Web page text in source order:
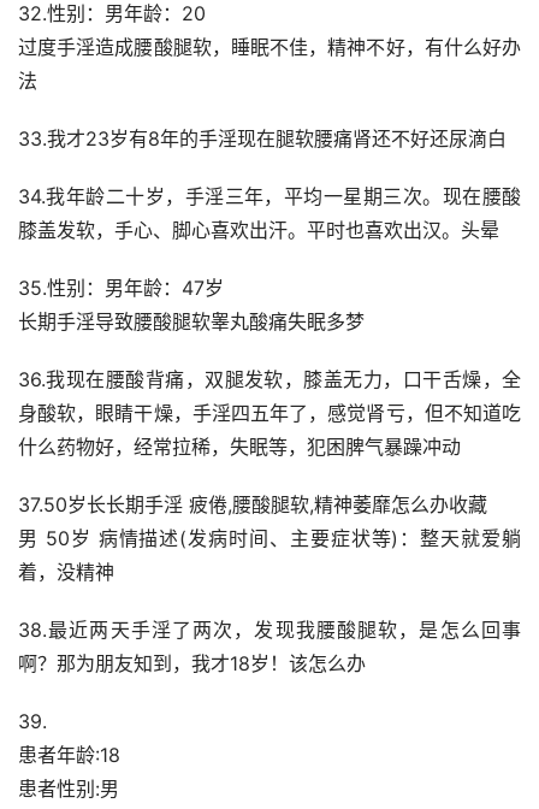
32.性别：男年龄：20
过度手淫造成腰酸腿软，睡眠不佳，精神不好，有什么好办
法
33.我才23岁有8年的手淫现在腿软腰痛肾还不好还尿滴白
34.我年龄二十岁，手淫三年，平均一星期三次。现在腰酸
膝盖发软，手心、脚心喜欢出汗。平时也喜欢出汉。头晕
35.性别：男年龄：47岁
长期手淫导致腰酸腿软睾丸酸痛失眠多梦
36.我现在腰酸背痛，双腿发软，膝盖无力，口干舌燥，全
身酸软，眼睛干燥，手淫四五年了，感觉肾亏，但不知道吃
什么药物好，经常拉稀，失眠等，犯困脾气暴躁冲动
37.50岁长长期手淫 疲倦,腰酸腿软,精神萎靡怎么办收藏
男 50岁 病情描述(发病时间、主要症状等)：整天就爱躺
着，没精神
38.最近两天手淫了两次，发现我腰酸腿软，是怎么回事
啊？那为朋友知到，我才18岁！该怎么办
39.
患者年龄:18
患者性别:男